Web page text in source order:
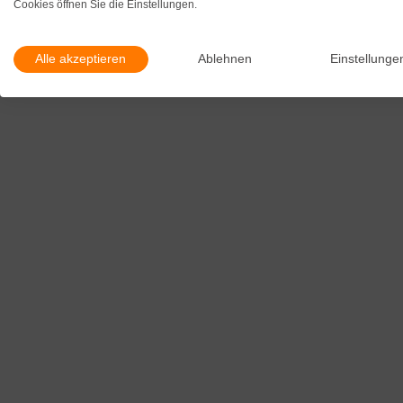
Cookies öffnen Sie die Einstellungen.
Alle akzeptieren Ablehnen